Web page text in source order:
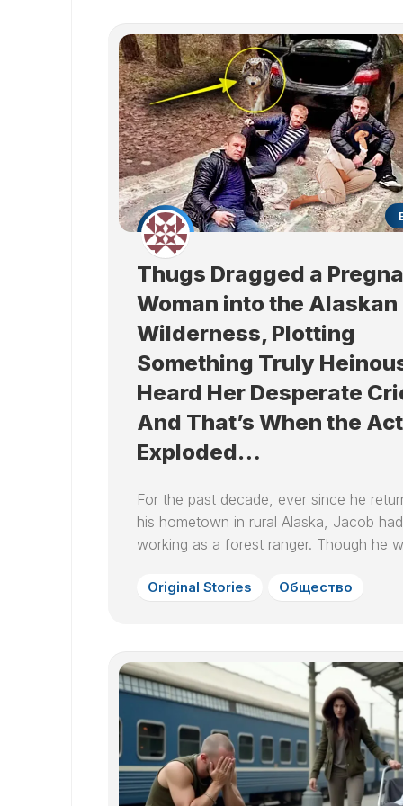
Thugs Dragged a
Woman into the Alaskan
Wilderness, Plotting
Something Truly
Heard Her Desperate
And That’s When the
Exploded…
For the past decade, ever since he
his hometown in rural Alaska, Jacob
working as a forest ranger. Though he
Original Stories Общество